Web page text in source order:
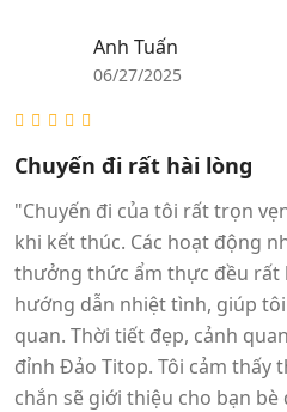
Anh Tuấn
06/27/2025
Chuyến đi rất hài lòng
"Chuyến đi của tôi rất trọn
khi kết thúc. Các hoạt động
thưởng thức ẩm thực đều rất
hướng dẫn nhiệt tình, giúp
quan. Thời tiết đẹp, cảnh
đỉnh Đảo Titop. Tôi cảm thấy
chắn sẽ giới thiệu cho bạn